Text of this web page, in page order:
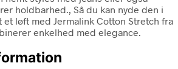
holdbarhed., Så du kan nyde den i
løft med Jermalink Cotton Stretch fra
enkelhed med elegance.